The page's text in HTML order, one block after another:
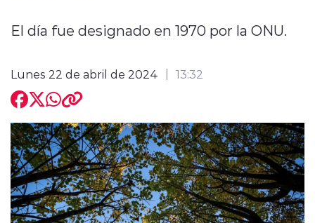
Regiones al Aire
Entrevistas
modo claro
El día fue designado en 1970 por la ONU.
Lunes 22 de abril de 2024 13:32